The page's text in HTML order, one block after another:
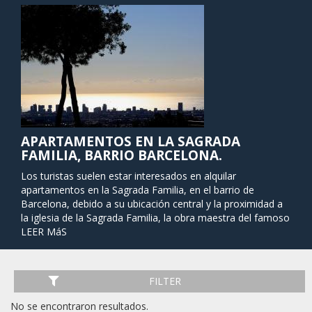
APARTAMENTOS EN LA SAGRADA
FAMILIA, BARRIO BARCELONA.
Los turistas suelen estar interesados en alquilar
apartamentos en la Sagrada Familia, en el barrio de
Barcelona, debido a su ubicación central y la proximidad a
la iglesia de la Sagrada Familia, la obra maestra del famoso
arquitecto Antoni Gaudí, que se alza sobre calles y plazas
a poca distancia de la calle comercial Passeig de Gracia,
que también es donde se encuentran la Casa Batlló y La
Pedrera de Gaudí. La proximidad de varias paradas de
LEER MáS
FILTER
No se encontraron resultados.